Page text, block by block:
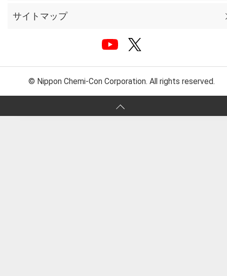
サイトマップ
© Nippon Chemi-Con Corporation. All rights reserved.